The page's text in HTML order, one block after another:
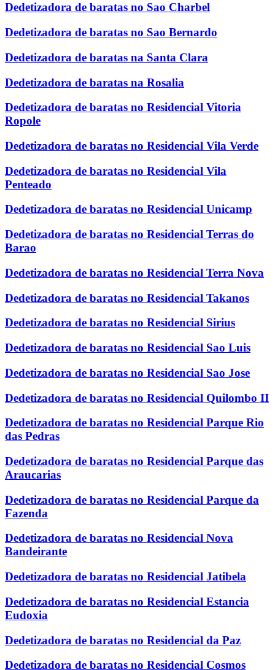
Dedetizadora de baratas no Sao Charbel
Dedetizadora de baratas no Sao Bernardo
Dedetizadora de baratas na Santa Clara
Dedetizadora de baratas na Rosalia
Dedetizadora de baratas no Residencial Vitoria
Ropole
Dedetizadora de baratas no Residencial Vila Verde
Dedetizadora de baratas no Residencial Vila
Penteado
Dedetizadora de baratas no Residencial Unicamp
Dedetizadora de baratas no Residencial Terras do
Barao
Dedetizadora de baratas no Residencial Terra Nova
Dedetizadora de baratas no Residencial Takanos
Dedetizadora de baratas no Residencial Sirius
Dedetizadora de baratas no Residencial Sao Luis
Dedetizadora de baratas no Residencial Sao Jose
Dedetizadora de baratas no Residencial Quilombo II
Dedetizadora de baratas no Residencial Parque Rio
das Pedras
Dedetizadora de baratas no Residencial Parque das
Araucarias
Dedetizadora de baratas no Residencial Parque da
Fazenda
Dedetizadora de baratas no Residencial Nova
Bandeirante
Dedetizadora de baratas no Residencial Jatibela
Dedetizadora de baratas no Residencial Estancia
Eudoxia
Dedetizadora de baratas no Residencial da Paz
Dedetizadora de baratas no Residencial Cosmos